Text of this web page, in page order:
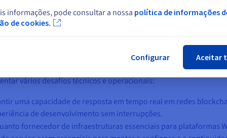
, declara Radu Enoiu, responsável de Engenharia na Alchemy.
enquanto outros precisam de alta velocidade em hiperescala.
de um parceiro cloud com uma presença
recém-adquiridas sem comprometer o desempenho.»
vários desafios técnicos e operacionais:
uma capacidade de resposta em tempo real em redes
de desenvolvimento sem interrupções.
fornecedor de infraestruturas essenciais para plataformas
informações, pode consultar a nossa política de informações
de cookies.
Configurar Aceitar